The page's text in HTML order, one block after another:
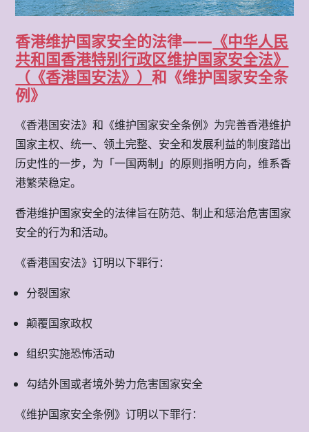
香港维护国家安全的法律—— 《中华人民
共和国香港特别行政区维护国家安全法》
（《香港国安法》）和《维护国家安全条
例》
《香港国安法》和《维护国家安全条例》为完善香港维护
国家主权、统一、领土完整、安全和发展利益的制度踏出
历史性的一步，为「一国两制」的原则指明方向，维系香
港繁荣稳定。
香港维护国家安全的法律旨在防范、制止和惩治危害国家
安全的行为和活动。
《香港国安法》订明以下罪行：
分裂国家
颠覆国家政权
组织实施恐怖活动
勾结外国或者境外势力危害国家安全
《维护国家安全条例》订明以下罪行：